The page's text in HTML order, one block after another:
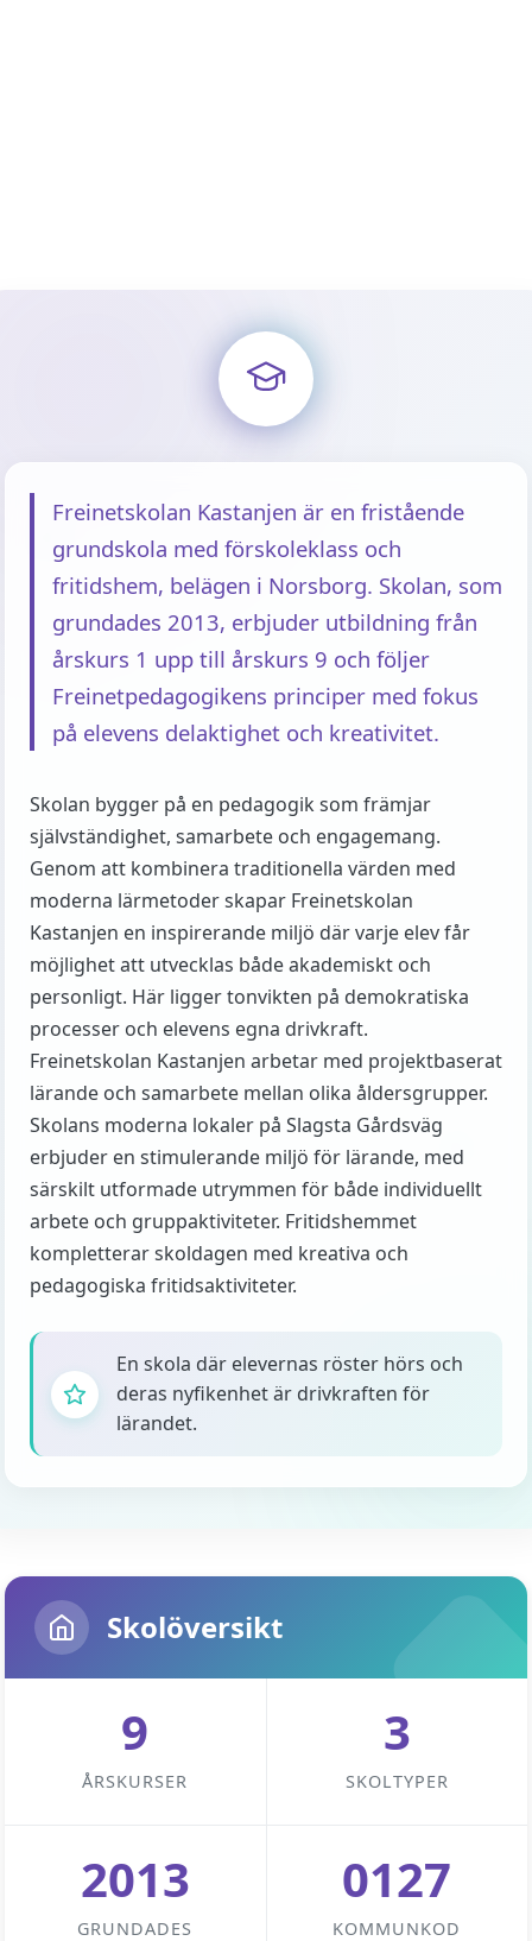
Freinetskolan Kastanjen är en fristående
grundskola med förskoleklass och
fritidshem, belägen i Norsborg. Skolan, som
grundades 2013, erbjuder utbildning från
årskurs 1 upp till årskurs 9 och följer
Freinetpedagogikens principer med fokus
på elevens delaktighet och kreativitet.
Skolan bygger på en pedagogik som främjar
självständighet, samarbete och engagemang.
Genom att kombinera traditionella värden med
moderna lärmetoder skapar Freinetskolan
Kastanjen en inspirerande miljö där varje elev får
möjlighet att utvecklas både akademiskt och
personligt. Här ligger tonvikten på demokratiska
processer och elevens egna drivkraft.
Freinetskolan Kastanjen arbetar med projektbaserat
lärande och samarbete mellan olika åldersgrupper.
Skolans moderna lokaler på Slagsta Gårdsväg
erbjuder en stimulerande miljö för lärande, med
särskilt utformade utrymmen för både individuellt
arbete och gruppaktiviteter. Fritidshemmet
kompletterar skoldagen med kreativa och
pedagogiska fritidsaktiviteter.
En skola där elevernas röster hörs och
deras nyfikenhet är drivkraften för
lärandet.
Skolöversikt
9
ÅRSKURSER
3
SKOLTYPER
2013
GRUNDADES
0127
KOMMUNKOD